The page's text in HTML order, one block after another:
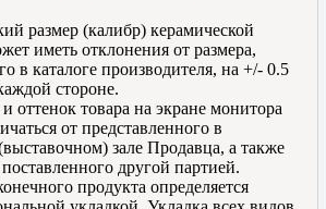
размер (калибр) керамической
иметь отклонения от размера,
в каталоге производителя, на +/- 0.5
стороне.
и оттенок товара на экране монитора
от представленного в
зале Продавца, а также
другой партией.
продукта определяется